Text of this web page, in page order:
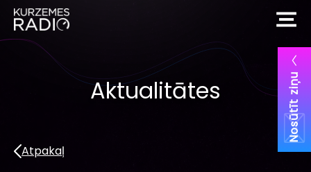
Nosūtīt ziņu
Aktualitātes
Atpakaļ